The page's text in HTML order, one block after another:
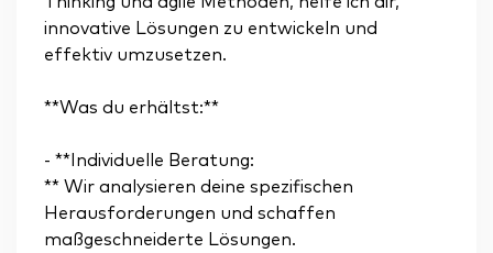
innovative Lösungen zu entwickeln und
effektiv umzusetzen.
**Was du erhältst:**
- **Individuelle Beratung:
** Wir analysieren deine spezifischen
Herausforderungen und schaffen
maßgeschneiderte Lösungen.